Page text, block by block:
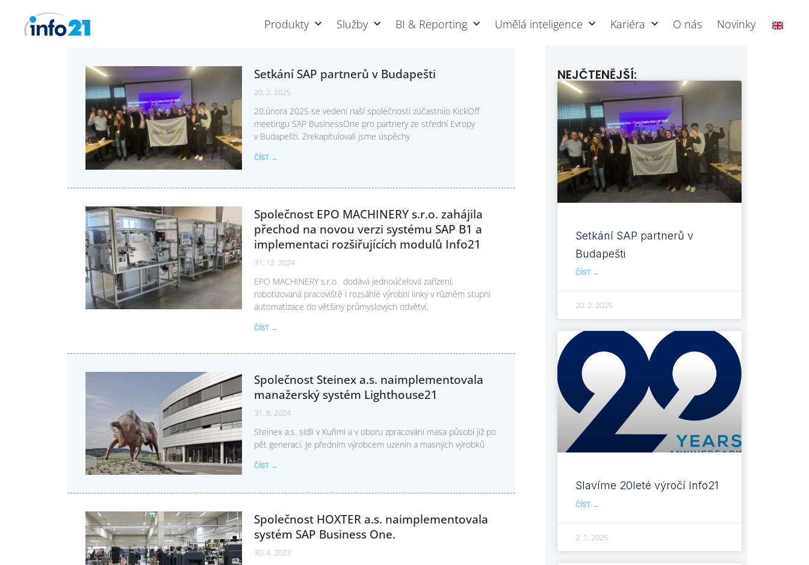
Produkty Služby BI & Reporting Umělá inteligence Kariéra O nás Novinky
Setkání SAP partnerů v Budapešti
20. 2. 2025
20.února 2025 se vedení naší společnosti zúčastnilo KickOff
meetingu SAP BusinessOne pro partnery ze střední Evropy
v Budapešti. Zrekapitulovali jsme úspěchy
ČÍST →
Společnost EPO MACHINERY s.r.o. zahájila
přechod na novou verzi systému SAP B1 a
implementaci rozšiřujících modulů Info21
31. 12. 2024
EPO MACHINERY s.r.o. dodává jednoúčelová zařízení,
robotizovaná pracoviště i rozsáhlé výrobní linky v různém stupni
automatizace do většiny průmyslových odvětví.
ČÍST →
Společnost Steinex a.s. naimplementovala
manažerský systém Lighthouse21
31. 8. 2024
Steinex a.s. sídlí v Kuřimi a v oboru zpracování masa působí již po
pět generací. Je předním výrobcem uzenin a masných výrobků
ČÍST →
Společnost HOXTER a.s. naimplementovala
systém SAP Business One.
30. 4. 2023
NEJČTENĚJŠÍ:
Setkání SAP partnerů v
Budapešti
ČÍST →
20. 2. 2025
Slavíme 20leté výročí Info21
ČÍST →
2. 1. 2025